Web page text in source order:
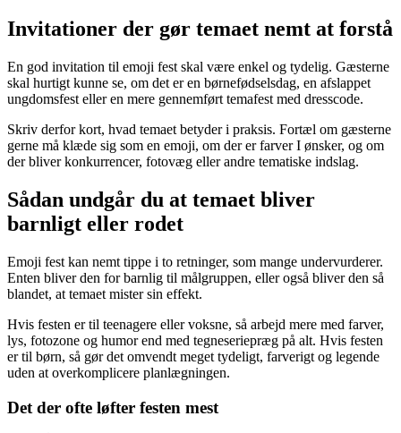
Invitationer der gør temaet nemt at forstå
En god invitation til emoji fest skal være enkel og tydelig. Gæsterne
skal hurtigt kunne se, om det er en børnefødselsdag, en afslappet
ungdomsfest eller en mere gennemført temafest med dresscode.
Skriv derfor kort, hvad temaet betyder i praksis. Fortæl om gæsterne
gerne må klæde sig som en emoji, om der er farver I ønsker, og om
der bliver konkurrencer, fotovæg eller andre tematiske indslag.
Sådan undgår du at temaet bliver
barnligt eller rodet
Emoji fest kan nemt tippe i to retninger, som mange undervurderer.
Enten bliver den for barnlig til målgruppen, eller også bliver den så
blandet, at temaet mister sin effekt.
Hvis festen er til teenagere eller voksne, så arbejd mere med farver,
lys, fotozone og humor end med tegneseriepræg på alt. Hvis festen
er til børn, så gør det omvendt meget tydeligt, farverigt og legende
uden at overkomplicere planlægningen.
Det der ofte løfter festen mest